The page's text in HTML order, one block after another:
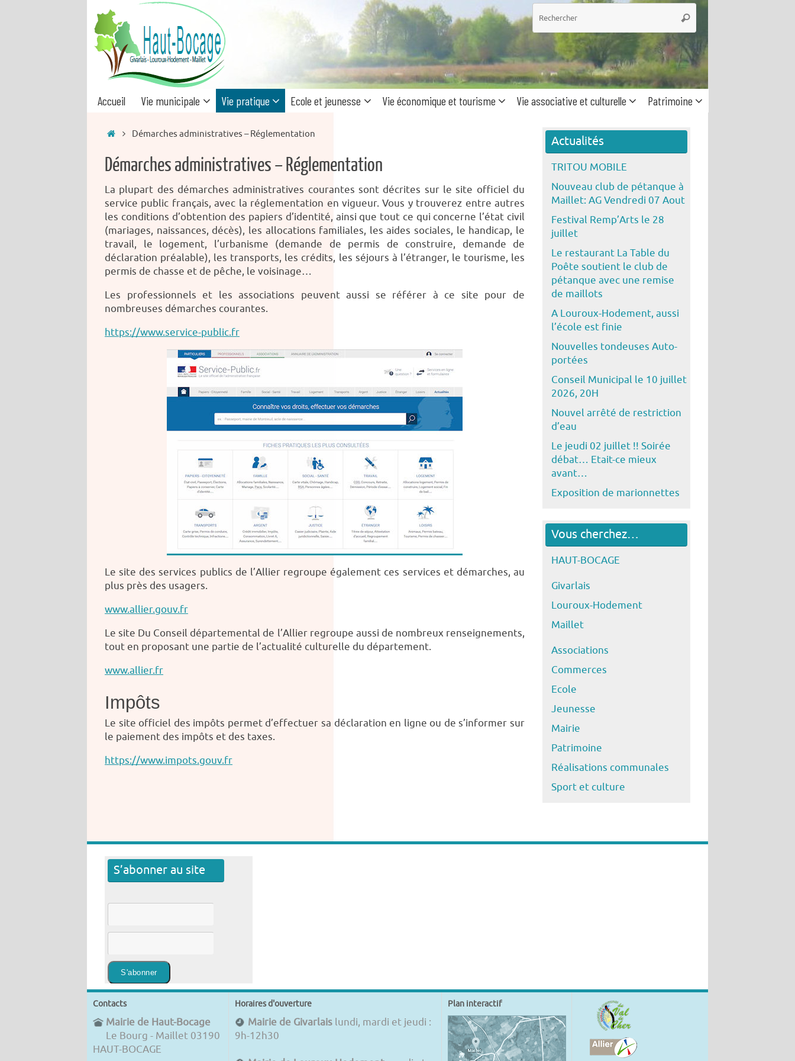
Recherche
pour
Rechercher
Accueil Vie municipale Vie pratique Ecole et jeunesse Vie économique et tourisme Vie associative et culturelle Patrimoine
Accueil
Démarches administratives – Réglementation
Démarches administratives – Réglementation
La plupart des démarches administratives courantes sont décrites sur le site officiel du
service public français, avec la réglementation en vigueur. Vous y trouverez entre autres
les conditions d’obtention des papiers d’identité, ainsi que tout ce qui concerne l’état civil
(mariages, naissances, décès), les allocations familiales, les aides sociales, le handicap, le
travail, le logement, l’urbanisme (demande de permis de construire, demande de
déclaration préalable), les transports, les crédits, les séjours à l’étranger, le tourisme, les
permis de chasse et de pêche, le voisinage…
Les professionnels et les associations peuvent aussi se référer à ce site pour de
nombreuses démarches courantes.
https://www.service-public.fr
Le site des services publics de l’Allier regroupe également ces services et démarches, au
plus près des usagers.
www.allier.gouv.fr
Le site Du Conseil départemental de l’Allier regroupe aussi de nombreux renseignements,
tout en proposant une partie de l’actualité culturelle du département.
www.allier.fr
Impôts
Le site officiel des impôts permet d’effectuer sa déclaration en ligne ou de s’informer sur
le paiement des impôts et des taxes.
https://www.impots.gouv.fr
Actualités
TRITOU MOBILE
Nouveau club de pétanque à
Maillet: AG Vendredi 07 Aout
Festival Remp’Arts le 28
juillet
Le restaurant La Table du
Poête soutient le club de
pétanque avec une remise
de maillots
A Louroux-Hodement, aussi
l’école est finie
Nouvelles tondeuses Auto-
portées
Conseil Municipal le 10 juillet
2026, 20H
Nouvel arrêté de restriction
d’eau
Le jeudi 02 juillet !! Soirée
débat… Etait-ce mieux
avant…
Exposition de marionnettes
Vous cherchez…
HAUT-BOCAGE
Givarlais
Louroux-Hodement
Maillet
Associations
Commerces
Ecole
Jeunesse
Mairie
Patrimoine
Réalisations communales
Sport et culture
S’abonner au site
Contacts
Mairie de Haut-Bocage
Le Bourg - Maillet 03190
HAUT-BOCAGE
Horaires d'ouverture
Mairie de Givarlais lundi, mardi et jeudi :
9h-12h30
Plan interactif